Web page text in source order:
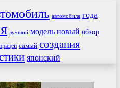
автомобиля года
лучший модель новый обзор
самый создания
японский